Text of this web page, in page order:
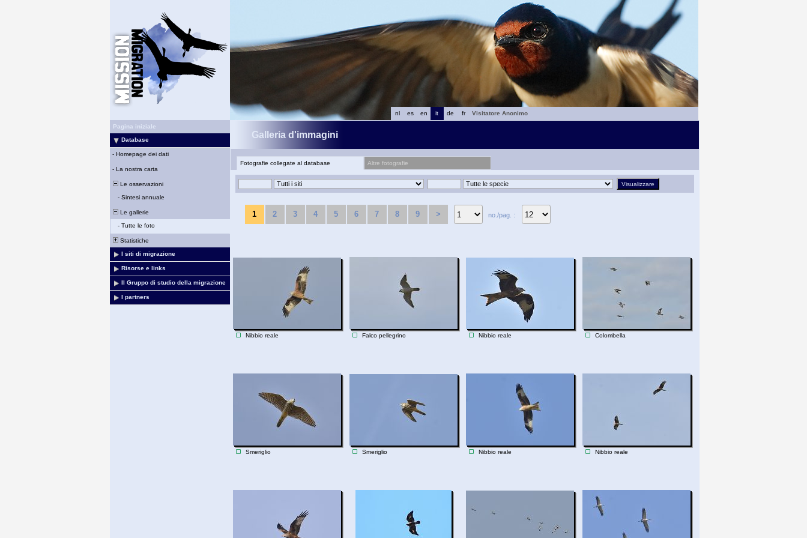
fr
de
it
en
es
nl
Visitatore Anonimo
Pagina iniziale
Database
- Homepage dei dati
- La nostra carta
Le osservazioni
- Sintesi annuale
Le gallerie
- Tutte le foto
Statistiche
I siti di migrazione
Risorse e links
Il Gruppo di studio della migrazione
I partners
Galleria d'immagini
Fotografie collegate al database Altre fotografie
1 2 3 4 5 6 7 8 9 > no./pag. :
Nibbio reale Falco pellegrino Nibbio reale Colombella
Smeriglio Smeriglio Nibbio reale Nibbio reale